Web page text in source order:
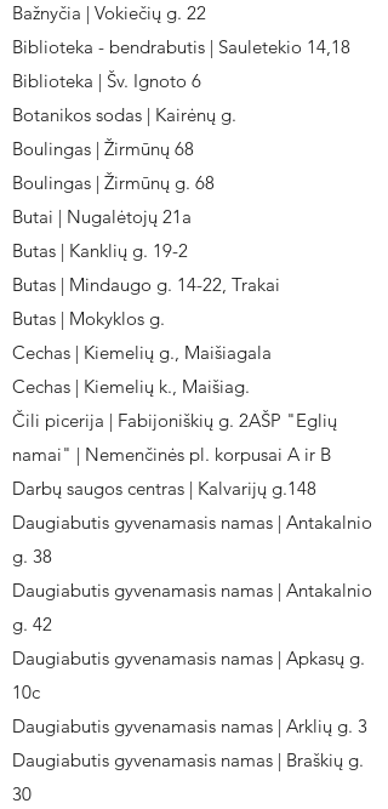
Bažnyčia | Vokiečių g. 22
Biblioteka - bendrabutis | Sauletekio 14,18
Biblioteka | Šv. Ignoto 6
Botanikos sodas | Kairėnų g.
Boulingas | Žirmūnų 68
Boulingas | Žirmūnų g. 68
Butai | Nugalėtojų 21a
Butas | Kanklių g. 19-2
Butas | Mindaugo g. 14-22, Trakai
Butas | Mokyklos g.
Cechas | Kiemelių g., Maišiagala
Cechas | Kiemelių k., Maišiag.
Čili picerija | Fabijoniškių g. 2AŠP "Eglių
namai" | Nemenčinės pl. korpusai A ir B
Darbų saugos centras | Kalvarijų g.148
Daugiabutis gyvenamasis namas | Antakalnio
g. 38
Daugiabutis gyvenamasis namas | Antakalnio
g. 42
Daugiabutis gyvenamasis namas | Apkasų g.
10c
Daugiabutis gyvenamasis namas | Arklių g. 3
Daugiabutis gyvenamasis namas | Braškių g.
30